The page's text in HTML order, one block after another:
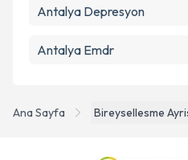
Ana Sayfa Bireysellesme
Antalya Depresyon
Antalya Emdr